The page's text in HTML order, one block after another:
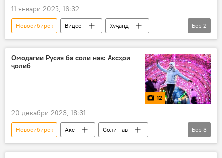
11 январи 2025, 16:32
Новосибирск Видео
Хуҷанд
автобус
Нақлиёт
Боз 2
Омодагии Русия ба соли нав: Аксҳои
ҷолиб
12
20 декабри 2023, 18:31
Новосибирск Акс
Соли нав
Маскав
омодагиҳо ҷашн
Боз 3